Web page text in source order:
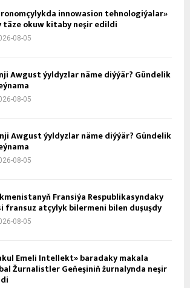
innowasion tehnologiýalar»
täze okuw kitaby neşir edildi
08-05
Awgust ýyldyzlar näme diýýär? Gündelik
08-05
Awgust ýyldyzlar näme diýýär? Gündelik
08-05
Fransiýa Respublikasyndaky
fransuz atçylyk bilermeni bilen duşuşdy
08-05
Emeli Intellekt» baradaky makala
Žurnalistler Geňeşiniň žurnalynda neşir